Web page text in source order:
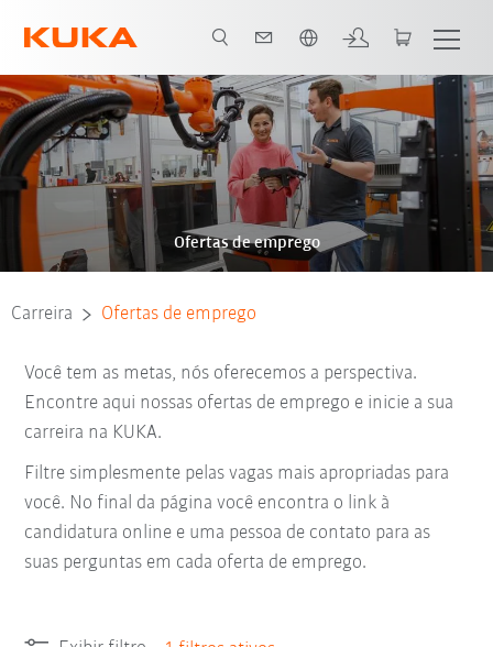
Ofertas de emprego
Carreira Ofertas de emprego
Você tem as metas, nós oferecemos a perspectiva.
Encontre aqui nossas ofertas de emprego e inicie a sua
carreira na KUKA.
Filtre simplesmente pelas vagas mais apropriadas para
você. No final da página você encontra o link à
candidatura online e uma pessoa de contato para as
suas perguntas em cada oferta de emprego.